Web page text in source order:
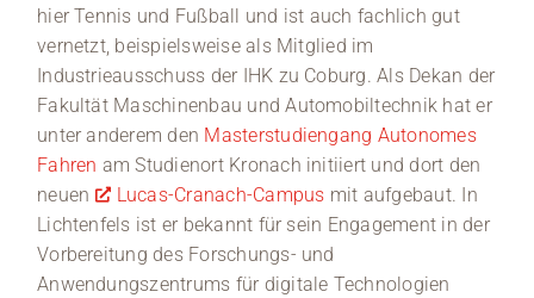
hier Tennis und Fußball und ist auch fachlich gut
vernetzt, beispielsweise als Mitglied im
Industrieausschuss der IHK zu Coburg. Als Dekan der
Fakultät Maschinenbau und Automobiltechnik hat er
unter anderem den Masterstudiengang Autonomes
Fahren am Studienort Kronach initiiert und dort den
neuen
Lucas-Cranach-Campus mit aufgebaut. In
Lichtenfels ist er bekannt für sein Engagement in der
Vorbereitung des Forschungs- und
Anwendungszentrums für digitale Technologien